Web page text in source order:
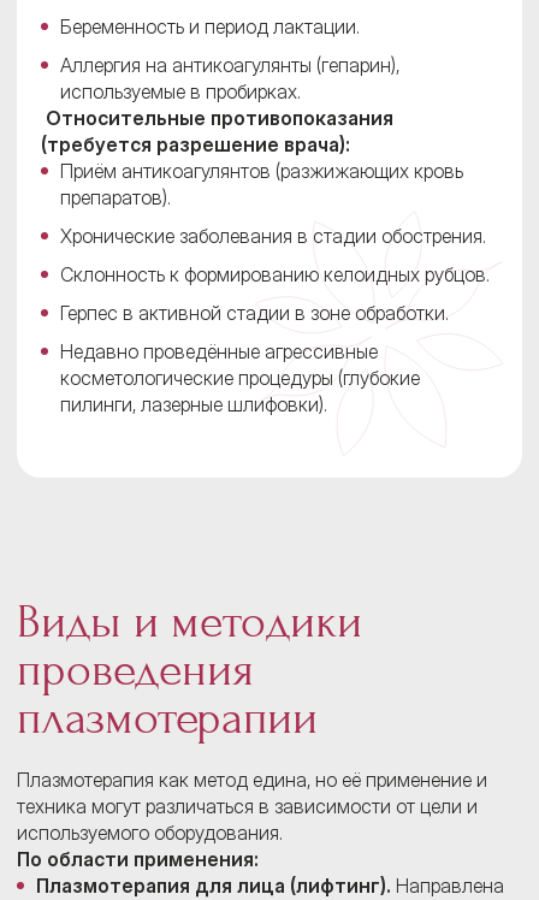
Беременность и период лактации.
Аллергия на антикоагулянты (гепарин),
используемые в пробирках.
Относительные противопоказания
(требуется разрешение врача):
Приём антикоагулянтов (разжижающих кровь
препаратов).
Хронические заболевания в стадии обострения.
Склонность к формированию келоидных рубцов.
Герпес в активной стадии в зоне обработки.
Недавно проведённые агрессивные
косметологические процедуры (глубокие
пилинги, лазерные шлифовки).
Виды и методики
проведения
плазмотерапии
Плазмотерапия как метод едина, но её применение и
техника могут различаться в зависимости от цели и
используемого оборудования.
По области применения:
Плазмотерапия для лица (лифтинг). Направлена